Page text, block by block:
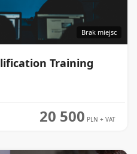
Brak miejsc
Training
20 500 PLN + VAT